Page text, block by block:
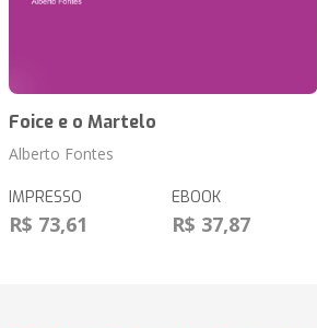
Foice e o Martelo
Alberto Fontes
IMPRESSO
R$ 73,61
EBOOK
R$ 37,87